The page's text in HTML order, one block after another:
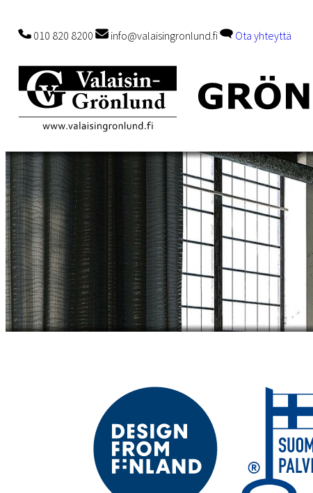
010 820 8200 info@valaisingronlund.fi Ota yhteyttä